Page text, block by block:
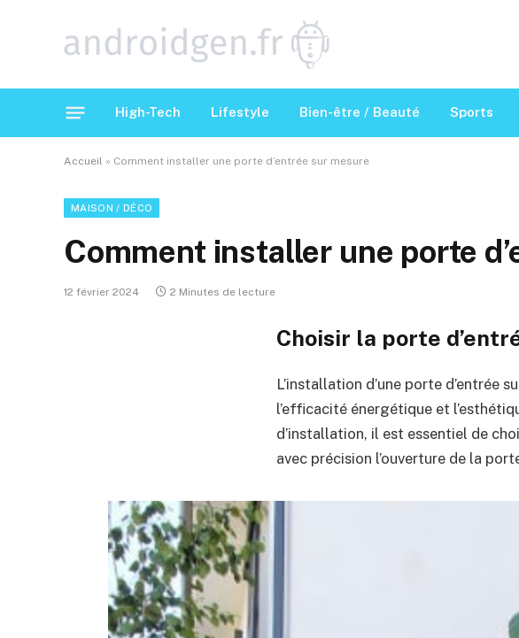
High-Tech Lifestyle Bien-être / Beauté Sports
Accueil » Comment installer une porte d’entrée sur mesure
MAISON / DÉCO
Comment installer une porte
12 février 2024 2 Minutes de lecture
Choisir la porte
L’installation d’une porte d’entrée
l’efficacité énergétique et
d’installation, il est essentiel de
avec précision l’ouverture de la